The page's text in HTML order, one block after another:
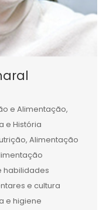
e Alimentação,
e História
Alimentação
habilidades
e cultura
e higiene